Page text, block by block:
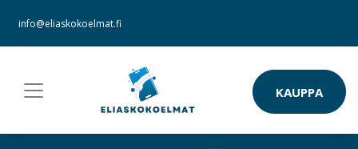
info@eliaskokoelmat.fi
KAUPPA